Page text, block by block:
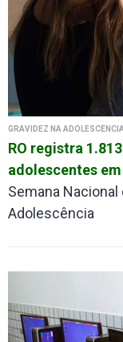
GRAVIDEZ NA ADOLESCÊNCIA
RO registra
adolescentes
Semana Nacional
Adolescência